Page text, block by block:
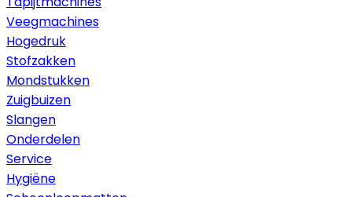
Veegmachines
Hogedruk
Stofzakken
Mondstukken
Zuigbuizen
Slangen
Onderdelen
Service
Hygiëne